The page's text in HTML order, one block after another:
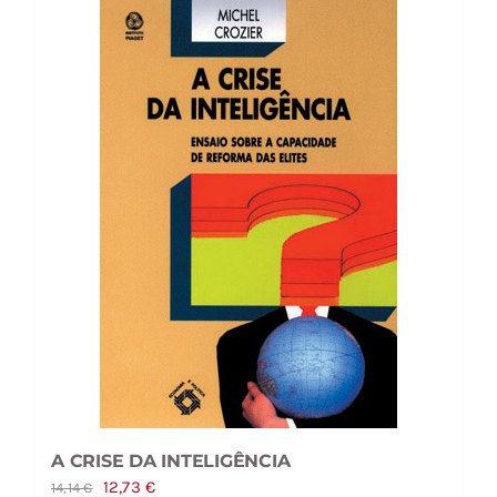
A CRISE DA INTELIGÊNCIA
14,14€
O
12,73€O